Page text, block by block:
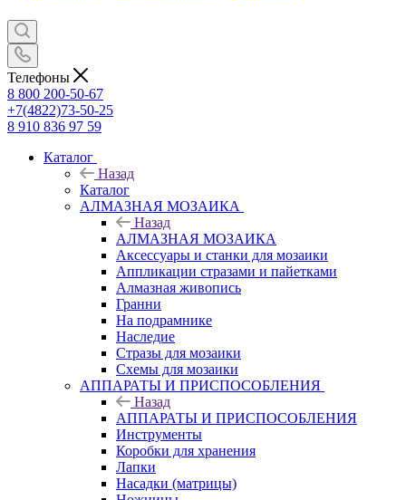
Телефоны
8 800 200-50-67
+7(4822)73-50-25
8 910 836 97 59
Каталог
Назад
Каталог
АЛМАЗНАЯ МОЗАИКА
Назад
АЛМАЗНАЯ МОЗАИКА
Аксессуары и станки для мозаики
Аппликации стразами и пайетками
Алмазная живопись
Гранни
На подрамнике
Наследие
Стразы для мозаики
Схемы для мозаики
АППАРАТЫ И ПРИСПОСОБЛЕНИЯ
Назад
АППАРАТЫ И ПРИСПОСОБЛЕНИЯ
Инструменты
Коробки для хранения
Лапки
Насадки (матрицы)